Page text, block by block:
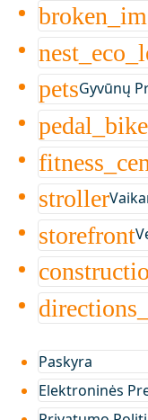
petsGyvūnų
pedal_bike
stroller
storefront
Paskyra
Elektroninės